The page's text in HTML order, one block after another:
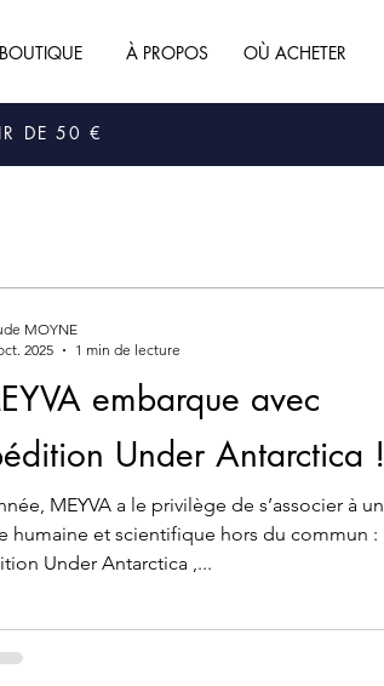
BOUTIQUE À PROPOS OÙ ACHETER
DE 50 €
embarque avec
Under Antarctica !
le privilège de s’associer à une
humaine et scientifique hors du commun :
Under Antarctica ,...
MOYNE
2025
1 min de lecture